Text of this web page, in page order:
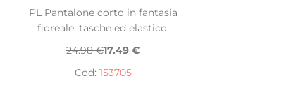
PL Pantalone corto in fantasia
floreale, tasche ed elastico.
24.98 €17.49 €
Cod: 153705